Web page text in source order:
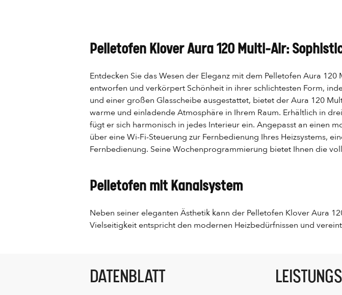
Pelletofen Klover Aura 120 Multi-Air:
Entdecken Sie das Wesen der Eleganz mit dem Pelletofen Aura
entworfen und verkörpert Schönheit in ihrer schlichtesten Form,
und einer großen Glasscheibe ausgestattet, bietet der Aura 120
warme und einladende Atmosphäre in Ihrem Raum. Erhältlich in
fügt er sich harmonisch in jedes Interieur ein. Angepasst an einen
über eine Wi-Fi-Steuerung zur Fernbedienung Ihres Heizsystems,
Fernbedienung. Seine Wochenprogrammierung bietet Ihnen die
Pelletofen mit Kanalsystem
Neben seiner eleganten Ästhetik kann der Pelletofen Klover Aura
Vielseitigkeit entspricht den modernen Heizbedürfnissen und
DATENBLATT